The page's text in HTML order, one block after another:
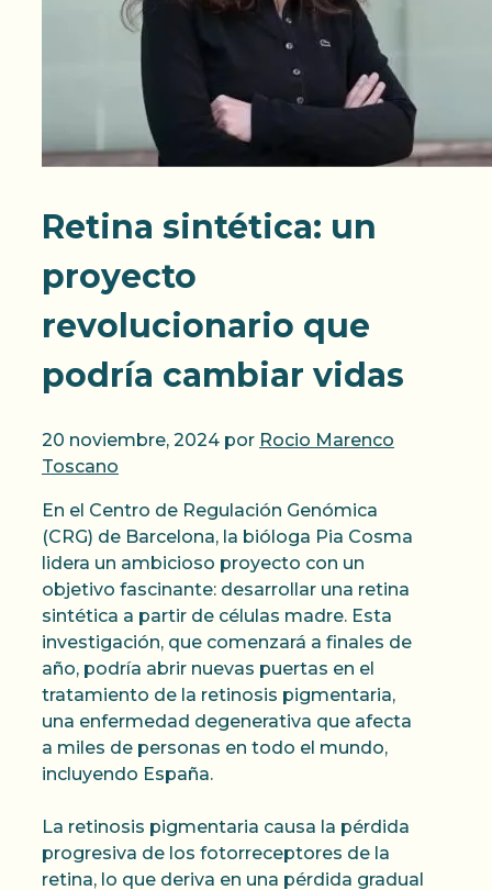
Retina sintética: un
proyecto
revolucionario que
podría cambiar vidas
20 noviembre, 2024 por Rocio Marenco
Toscano
En el Centro de Regulación Genómica
(CRG) de Barcelona, la bióloga Pia Cosma
lidera un ambicioso proyecto con un
objetivo fascinante: desarrollar una retina
sintética a partir de células madre. Esta
investigación, que comenzará a finales de
año, podría abrir nuevas puertas en el
tratamiento de la retinosis pigmentaria,
una enfermedad degenerativa que afecta
a miles de personas en todo el mundo,
incluyendo España.
La retinosis pigmentaria causa la pérdida
progresiva de los fotorreceptores de la
retina, lo que deriva en una pérdida gradual